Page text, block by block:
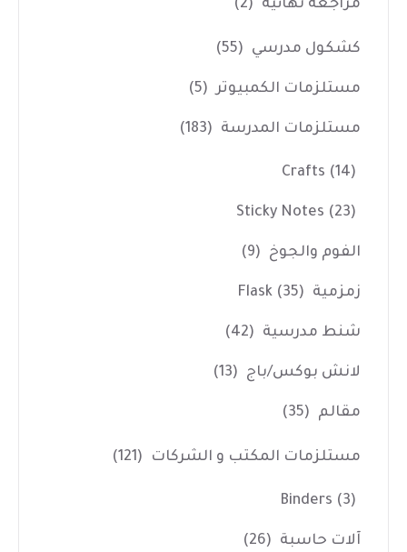
مراجعه نهائية (2)
كشكول مدرسي (55)
مستلزمات الكمبيوتر (5)
مستلزمات المدرسة (183)
Crafts (14)
Sticky Notes (23)
الفوم والجوخ (9)
زمزمية Flask (35)
شنط مدرسية (42)
لانش بوكس/باج (13)
مقالم (35)
مستلزمات المكتب و الشركات (121)
Binders (3)
آلات حاسبة (26)